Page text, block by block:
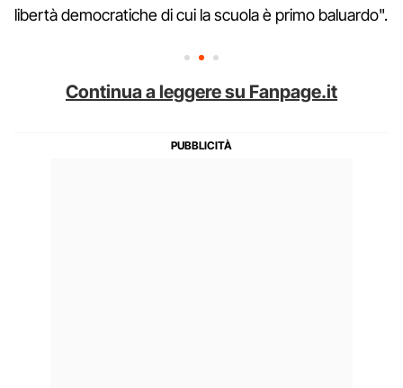
libertà democratiche di cui la scuola è primo baluardo".
Continua a leggere su Fanpage.it